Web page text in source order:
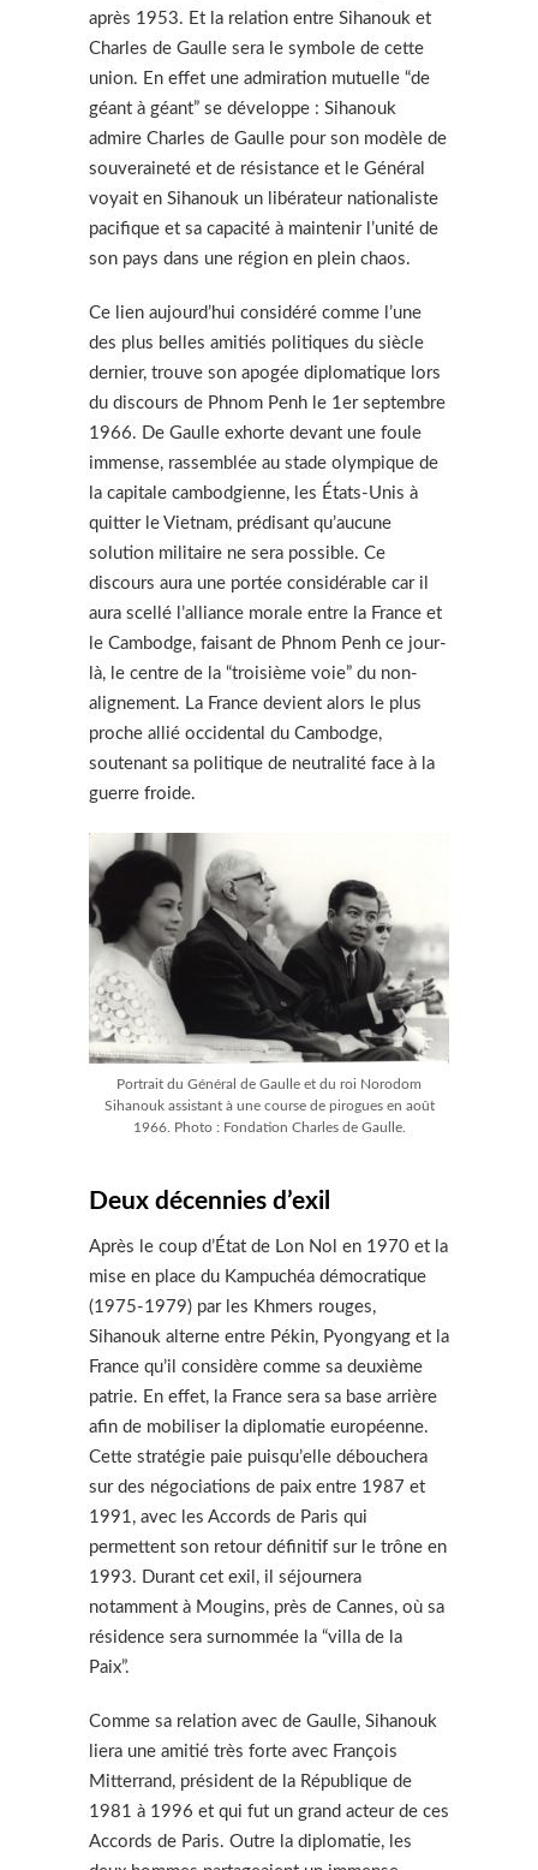
après 1953. Et la relation entre Sihanouk et
Charles de Gaulle sera le symbole de cette
union. En effet une admiration mutuelle “de
géant à géant” se développe : Sihanouk
admire Charles de Gaulle pour son modèle de
souveraineté et de résistance et le Général
voyait en Sihanouk un libérateur nationaliste
pacifique et sa capacité à maintenir l’unité de
son pays dans une région en plein chaos.
Ce lien aujourd’hui considéré comme l’une
des plus belles amitiés politiques du siècle
dernier, trouve son apogée diplomatique lors
du discours de Phnom Penh le 1er septembre
1966. De Gaulle exhorte devant une foule
immense, rassemblée au stade olympique de
la capitale cambodgienne, les États-Unis à
quitter le Vietnam, prédisant qu’aucune
solution militaire ne sera possible. Ce
discours aura une portée considérable car il
aura scellé l’alliance morale entre la France et
le Cambodge, faisant de Phnom Penh ce jour-
là, le centre de la “troisième voie” du non-
alignement. La France devient alors le plus
proche allié occidental du Cambodge,
soutenant sa politique de neutralité face à la
guerre froide.
Portrait du Général de Gaulle et du roi Norodom
Sihanouk assistant à une course de pirogues en août
1966. Photo : Fondation Charles de Gaulle.
Deux décennies d’exil
Après le coup d’État de Lon Nol en 1970 et la
mise en place du Kampuchéa démocratique
(1975-1979) par les Khmers rouges,
Sihanouk alterne entre Pékin, Pyongyang et la
France qu’il considère comme sa deuxième
patrie. En effet, la France sera sa base arrière
afin de mobiliser la diplomatie européenne.
Cette stratégie paie puisqu’elle débouchera
sur des négociations de paix entre 1987 et
1991, avec les Accords de Paris qui
permettent son retour définitif sur le trône en
1993. Durant cet exil, il séjournera
notamment à Mougins, près de Cannes, où sa
résidence sera surnommée la “villa de la
Paix”.
Comme sa relation avec de Gaulle, Sihanouk
liera une amitié très forte avec François
Mitterrand, président de la République de
1981 à 1996 et qui fut un grand acteur de ces
Accords de Paris. Outre la diplomatie, les